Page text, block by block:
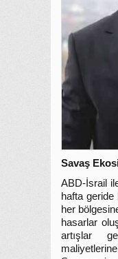
Savaş
ABD-İsrail
hafta geride
her
hasarlar
artışlar